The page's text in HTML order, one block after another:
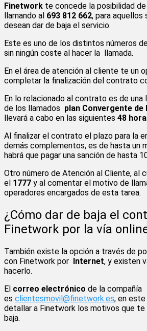
Finetwork te concede la posibilidad
llamando al 693 812 662, para
desean dar de baja el servicio.
Este es uno de los distintos números
sin ningún coste al hacer la llamada.
En el área de atención al cliente te un
completar la finalización del contrato
En lo relacionado al contrato es de una
de los llamados plan Convergente
llevará a cabo en las siguientes 48
Al finalizar el contrato el plazo para la
demás complementos, es de hasta un
habrá que pagar una sanción de hasta
Otro número de Atención al Cliente, al
el 1777 y al comentar el motivo de
operadores encargados de esta tarea.
¿Cómo dar de baja el
Finetwork por la vía
También existe la opción a través de
con Finetwork por Internet, y existen
hacerlo.
El correo electrónico de la compañía
es clientesmovil@finetwork.es, en
detallar a Finetwork los motivos que te
baja.